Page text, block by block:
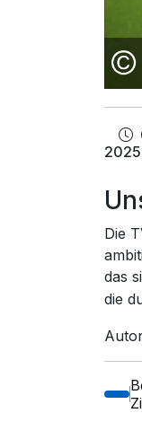
Die
das
die